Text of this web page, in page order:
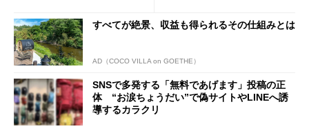
すべてが絶景、収益も得られるその仕組みとは
AD（COCO VILLA on GOETHE）
SNSで多発する「無料であげます」投稿の正
体 “お涙ちょうだい”で偽サイトやLINEへ誘
導するカラクリ